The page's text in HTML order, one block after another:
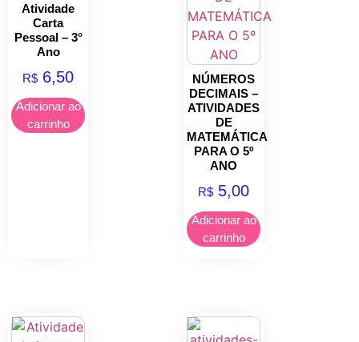
Atividade
Carta
Pessoal – 3°
Ano
R$ 6,50
Adicionar ao
carrinho
NÚMEROS
DECIMAIS –
ATIVIDADES
DE
MATEMÁTICA
PARA O 5º
ANO
R$ 5,00
Adicionar ao
carrinho